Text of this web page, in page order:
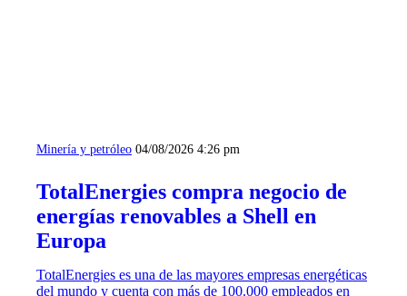
Minería y petróleo 04/08/2026 4:26 pm
TotalEnergies compra negocio de
energías renovables a Shell en
Europa
TotalEnergies es una de las mayores empresas energéticas
del mundo y cuenta con más de 100.000 empleados en